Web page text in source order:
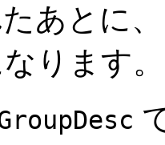
あとに
なります